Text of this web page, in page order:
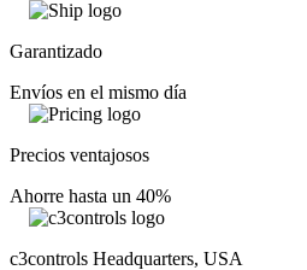
Garantizado
Envíos en el mismo día
Precios ventajosos
Ahorre hasta un 40%
c3controls Headquarters, USA